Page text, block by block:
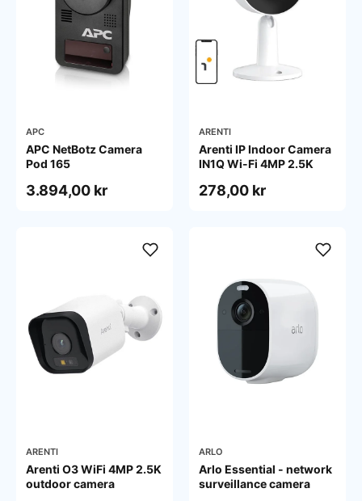
APC
APC NetBotz Camera
Pod 165
3.894,00 kr
ARENTI
Arenti IP Indoor Camera
IN1Q Wi-Fi 4MP 2.5K
278,00 kr
ARENTI
Arenti O3 WiFi 4MP 2.5K
outdoor camera
ARLO
Arlo Essential - network
surveillance camera